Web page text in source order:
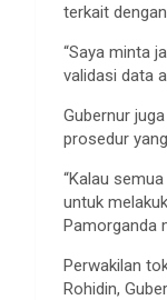
terkait
“Saya minta
validasi data
Gubernur
prosedur
“Kalau
untuk
Pamorganda
Perwakilan
Rohidin,